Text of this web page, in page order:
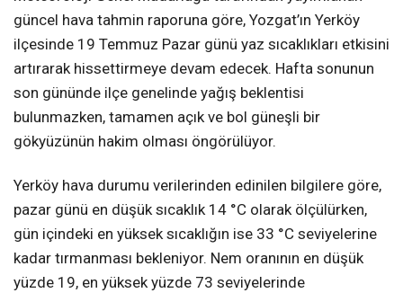
güncel hava tahmin raporuna göre, Yozgat’ın Yerköy
ilçesinde 19 Temmuz Pazar günü yaz sıcaklıkları etkisini
artırarak hissettirmeye devam edecek. Hafta sonunun
son gününde ilçe genelinde yağış beklentisi
bulunmazken, tamamen açık ve bol güneşli bir
gökyüzünün hakim olması öngörülüyor.
Yerköy hava durumu verilerinden edinilen bilgilere göre,
pazar günü en düşük sıcaklık 14 °C olarak ölçülürken,
gün içindeki en yüksek sıcaklığın ise 33 °C seviyelerine
kadar tırmanması bekleniyor. Nem oranının en düşük
yüzde 19, en yüksek yüzde 73 seviyelerinde